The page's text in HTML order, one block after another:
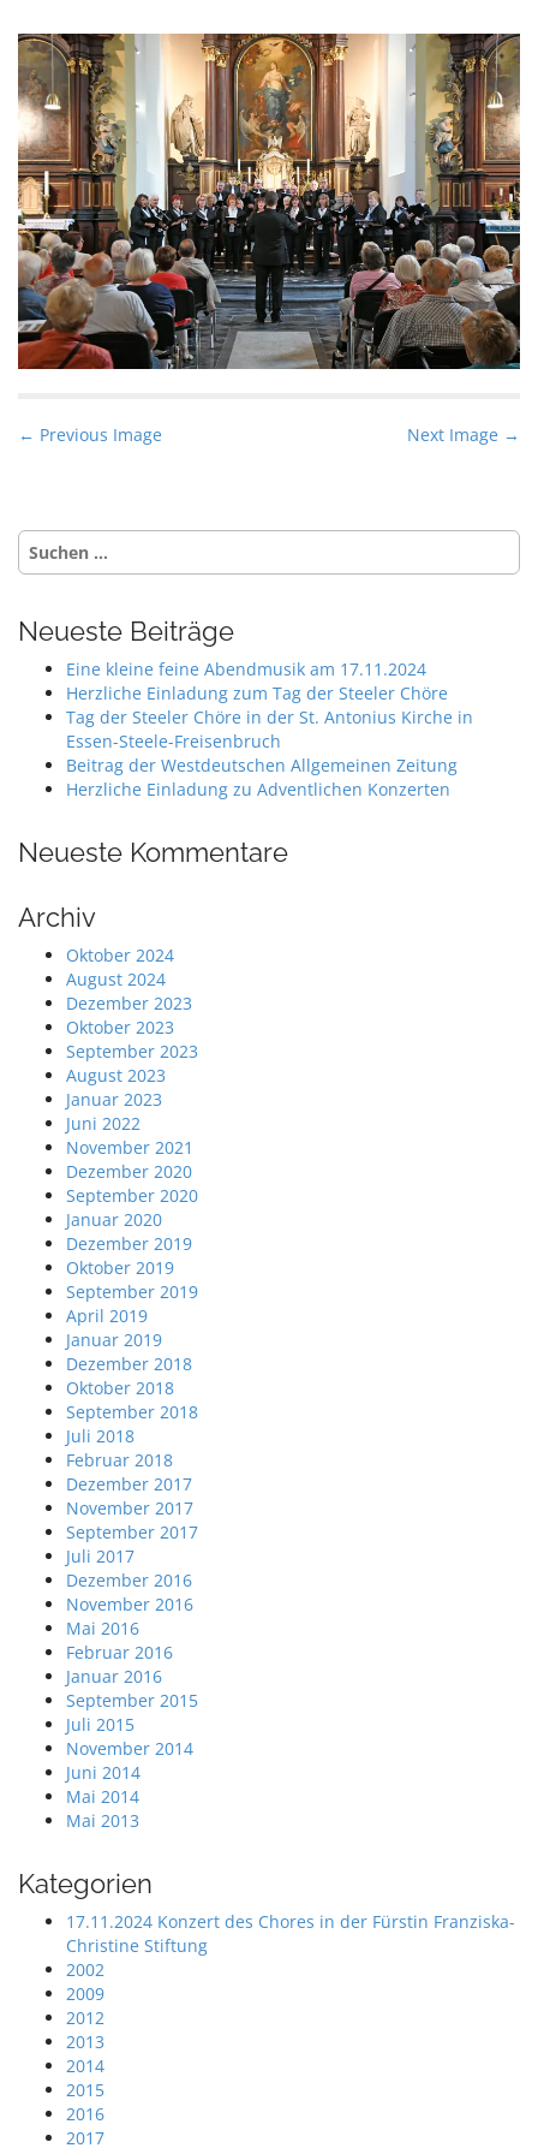
P
t
n
v
n
← Previous Image Next Image →
Suche
nach:
Neueste Beiträge
Eine kleine feine Abendmusik am 17.11.2024
Herzliche Einladung zum Tag der Steeler Chöre
Tag der Steeler Chöre in der St. Antonius Kirche in
Essen-Steele-Freisenbruch
Beitrag der Westdeutschen Allgemeinen Zeitung
Herzliche Einladung zu Adventlichen Konzerten
Neueste Kommentare
Archiv
Oktober 2024
August 2024
Dezember 2023
Oktober 2023
September 2023
August 2023
Januar 2023
Juni 2022
November 2021
Dezember 2020
September 2020
Januar 2020
Dezember 2019
Oktober 2019
September 2019
April 2019
Januar 2019
Dezember 2018
Oktober 2018
September 2018
Juli 2018
Februar 2018
Dezember 2017
November 2017
September 2017
Juli 2017
Dezember 2016
November 2016
Mai 2016
Februar 2016
Januar 2016
September 2015
Juli 2015
November 2014
Juni 2014
Mai 2014
Mai 2013
Kategorien
17.11.2024 Konzert des Chores in der Fürstin Franziska-
Christine Stiftung
2002
2009
2012
2013
2014
2015
2016
2017